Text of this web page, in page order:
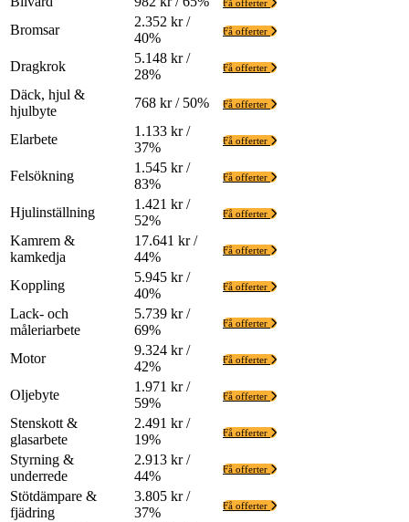
Få offerter
Bromsar
2.352 kr /
40%
Få offerter
Dragkrok
5.148 kr /
28%
Få offerter
Däck, hjul &
hjulbyte
768 kr / 50% Få offerter
Elarbete
1.133 kr /
37%
Få offerter
Felsökning
1.545 kr /
83%
Få offerter
Hjulinställning
1.421 kr /
52%
Få offerter
Kamrem &
kamkedja
17.641 kr /
44%
Få offerter
Koppling
5.945 kr /
40%
Få offerter
Lack- och
måleriarbete
5.739 kr /
69%
Få offerter
Motor
9.324 kr /
42%
Få offerter
Oljebyte
1.971 kr /
59%
Få offerter
Stenskott &
glasarbete
2.491 kr /
19%
Få offerter
Styrning &
underrede
2.913 kr /
44%
Få offerter
Stötdämpare &
fjädring
3.805 kr /
37%
Få offerter